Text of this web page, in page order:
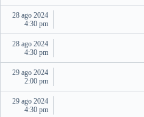
28 ago 2024
4:30 pm
28 ago 2024
4:30 pm
29 ago 2024
2:00 pm
29 ago 2024
4:30 pm